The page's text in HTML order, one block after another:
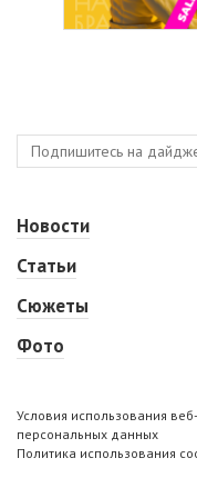
Новости
Статьи
Сюжеты
Фото
Условия использования
персональных данных
Политика использования